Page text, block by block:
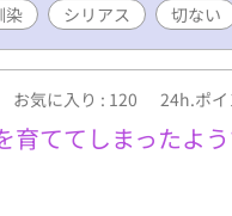
幅に加筆修正した改稿版
は、アルファポリス様
染 シリアス 切ない
お気に入り : 120 24h.ポ
育ててしまったよ